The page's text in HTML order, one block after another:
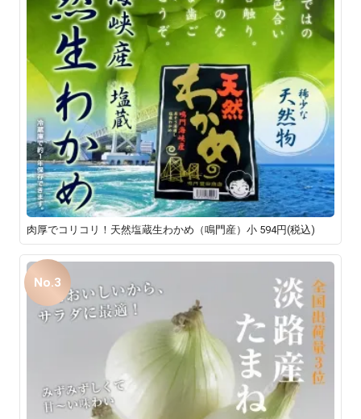
肉厚でコリコリ！天然塩蔵生わかめ（鳴門産）小 594円(税込)
No.3